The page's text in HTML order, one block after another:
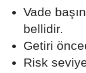
Vade
bellidir.
Getiri
Risk